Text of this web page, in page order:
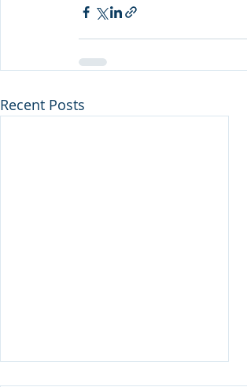
Recent Posts